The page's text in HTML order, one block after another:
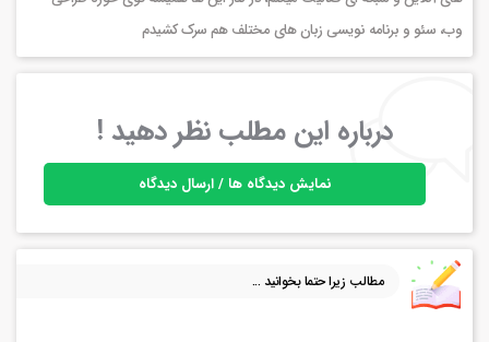
وب، سئو و برنامه نویسی زبان های مختلف هم سرک کشیدم
درباره این مطلب نظر دهید !
نمایش دیدگاه ها / ارسال دیدگاه
مطالب زیرا حتما بخوانید ...